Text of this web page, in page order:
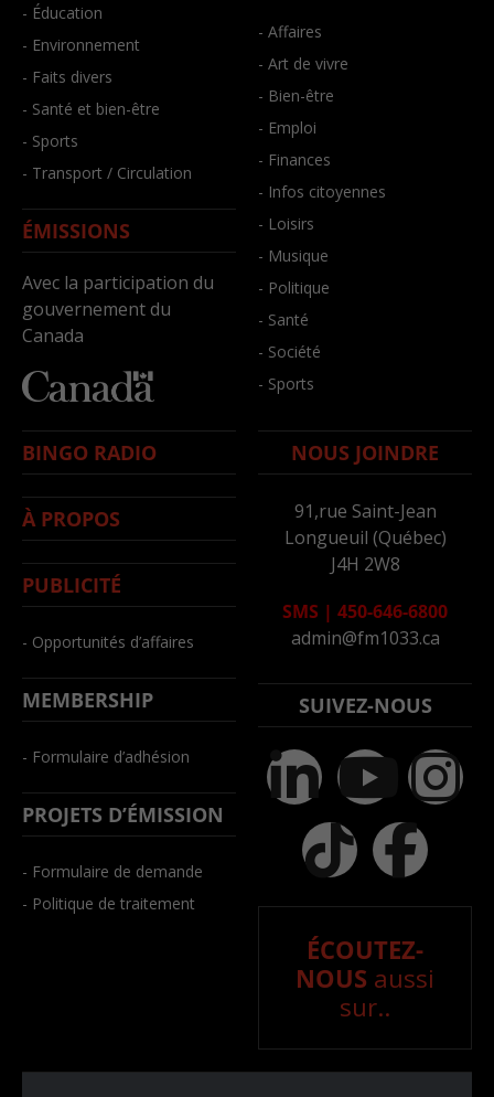
- Éducation
- Environnement
- Faits divers
- Santé et bien-être
- Sports
- Transport / Circulation
ÉMISSIONS
Avec la participation du
gouvernement du
Canada
- Affaires
- Art de vivre
- Bien-être
- Emploi
- Finances
- Infos citoyennes
- Loisirs
- Musique
- Politique
- Santé
- Société
- Sports
BINGO RADIO
À PROPOS
PUBLICITÉ
- Opportunités d’affaires
MEMBERSHIP
- Formulaire d’adhésion
PROJETS D’ÉMISSION
- Formulaire de demande
- Politique de traitement
NOUS JOINDRE
91,rue Saint-Jean
Longueuil (Québec)
J4H 2W8
SMS | 450-646-6800
admin@fm1033.ca
SUIVEZ-NOUS
ÉCOUTEZ-
NOUS aussi
sur..